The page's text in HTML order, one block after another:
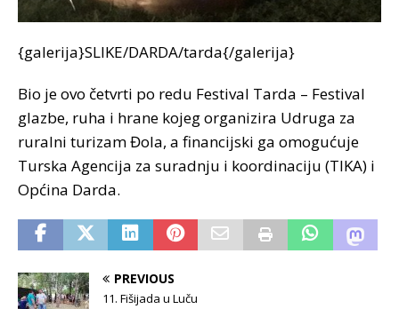
{galerija}SLIKE/DARDA/tarda{/galerija}
Bio je ovo četvrti po redu Festival Tarda – Festival
glazbe, ruha i hrane kojeg organizira Udruga za
ruralni turizam Đola, a financijski ga omogućuje
Turska Agencija za suradnju i koordinaciju (TIKA) i
Općina Darda.
PREVIOUS
11. Fišijada u Luču